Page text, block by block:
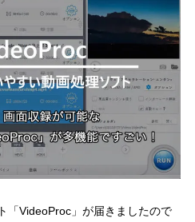
「VideoProc」が届きましたので